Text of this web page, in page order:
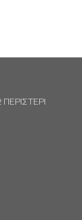
ΠΕΡΙΣΤΕΡΙ